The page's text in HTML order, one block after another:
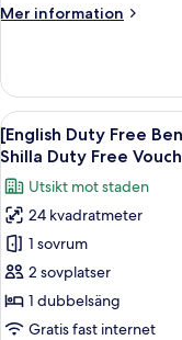
per
Mer information
Mer
Deluxe
Double
Room
Öppna
alla
foton
för
[English
Duty
Free
Benefits]
Standard
8
[English Duty Free
Shilla Duty Free
Utsikt mot staden
24 kvadratmeter
1 sovrum
2 sovplatser
1 dubbelsäng
Gratis fast internet